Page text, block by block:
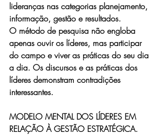
lideranças nas categorias planejamento,
informação, gestão e resultados.
O método de pesquisa não engloba
apenas ouvir os líderes, mas participar
do campo e viver as práticas do seu dia
a dia. Os discursos e as práticas dos
líderes demonstram contradições
interessantes.
MODELO MENTAL DOS LÍDERES EM
RELAÇÃO À GESTÃO ESTRATÉGICA.